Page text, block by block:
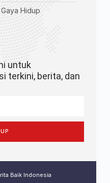
Gaya Hidup
untuk
terkini, berita, dan
Baik Indonesia